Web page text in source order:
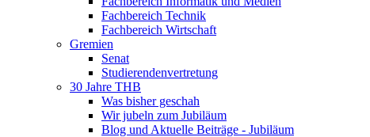
Fachbereich Technik
Fachbereich Wirtschaft
Gremien
Senat
Studierendenvertretung
30 Jahre THB
Was bisher geschah
Wir jubeln zum Jubiläum
Blog und Aktuelle Beiträge - Jubiläum